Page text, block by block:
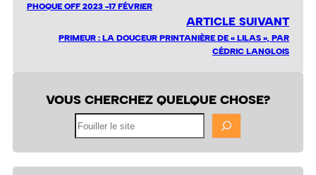
PHOQUE OFF 2023 -17 FÉVRIER
ARTICLE SUIVANT
PRIMEUR : LA DOUCEUR PRINTANIÈRE DE « LILAS », PAR
CÉDRIC LANGLOIS
VOUS CHERCHEZ QUELQUE CHOSE?